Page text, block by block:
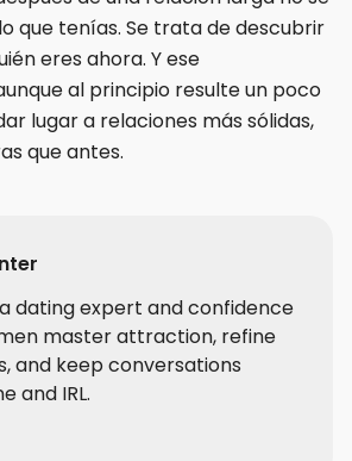
que tenías. Se trata de descubrir
eres ahora. Y ese
al principio resulte un poco
lugar a relaciones más sólidas,
que antes.
dating expert and confidence
master attraction, refine
and keep conversations
and IRL.